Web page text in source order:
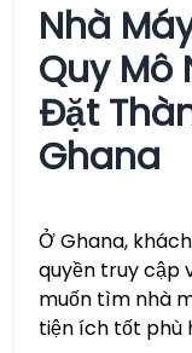
Nhà
Quy Mô
Đặt
Ghana
Ở Ghana,
quyền truy cập
muốn tìm nhà
tiện ích tốt phù